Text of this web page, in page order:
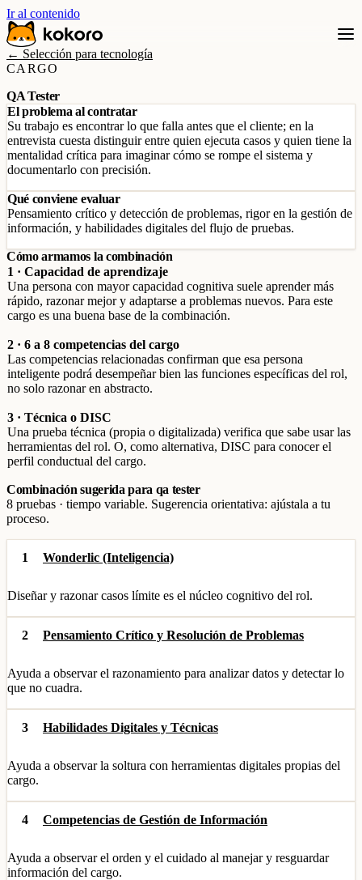
Ir al contenido
← Selección para tecnología
CARGO
QA Tester
El problema al contratar
Su trabajo es encontrar lo que falla antes que el cliente; en la
entrevista cuesta distinguir entre quien ejecuta casos y quien tiene la
mentalidad crítica para imaginar cómo se rompe el sistema y
documentarlo con precisión.
Qué conviene evaluar
Pensamiento crítico y detección de problemas, rigor en la gestión de
información, y habilidades digitales del flujo de pruebas.
Cómo armamos la combinación
1 · Capacidad de aprendizaje
Una persona con mayor capacidad cognitiva suele aprender más
rápido, razonar mejor y adaptarse a problemas nuevos. Para este
cargo es una buena base de la combinación.
2 · 6 a 8 competencias del cargo
Las competencias relacionadas confirman que esa persona
inteligente podrá desempeñar bien las funciones específicas del rol,
no solo razonar en abstracto.
3 · Técnica o DISC
Una prueba técnica (propia o digitalizada) verifica que sabe usar las
herramientas del rol. O, como alternativa, DISC para conocer el
perfil conductual del cargo.
Combinación sugerida para qa tester
8 pruebas · tiempo variable. Sugerencia orientativa: ajústala a tu
proceso.
1 Wonderlic (Inteligencia)
Diseñar y razonar casos límite es el núcleo cognitivo del rol.
2 Pensamiento Crítico y Resolución de Problemas
Ayuda a observar el razonamiento para analizar datos y detectar lo
que no cuadra.
3 Habilidades Digitales y Técnicas
Ayuda a observar la soltura con herramientas digitales propias del
cargo.
4 Competencias de Gestión de Información
Ayuda a observar el orden y el cuidado al manejar y resguardar
información del cargo.